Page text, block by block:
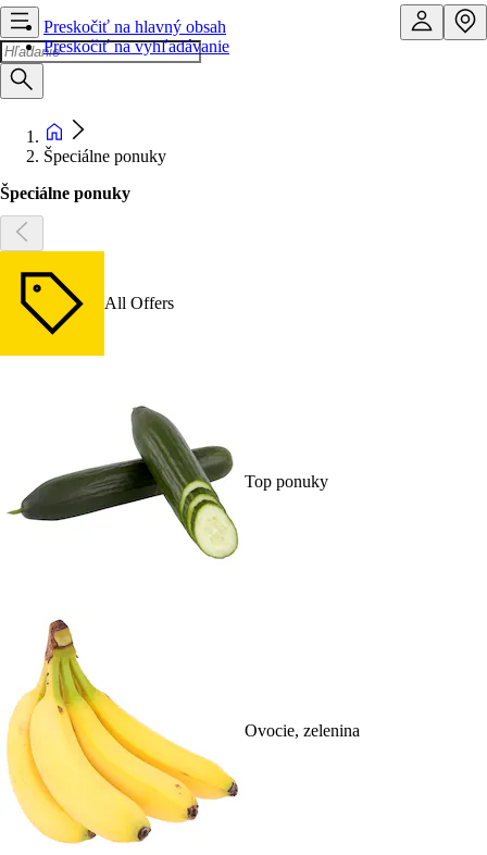
Preskočiť na hlavný obsah
Preskočiť na vyhľadávanie
Špeciálne ponuky
Špeciálne ponuky
All Offers
Top ponuky
Ovocie, zelenina